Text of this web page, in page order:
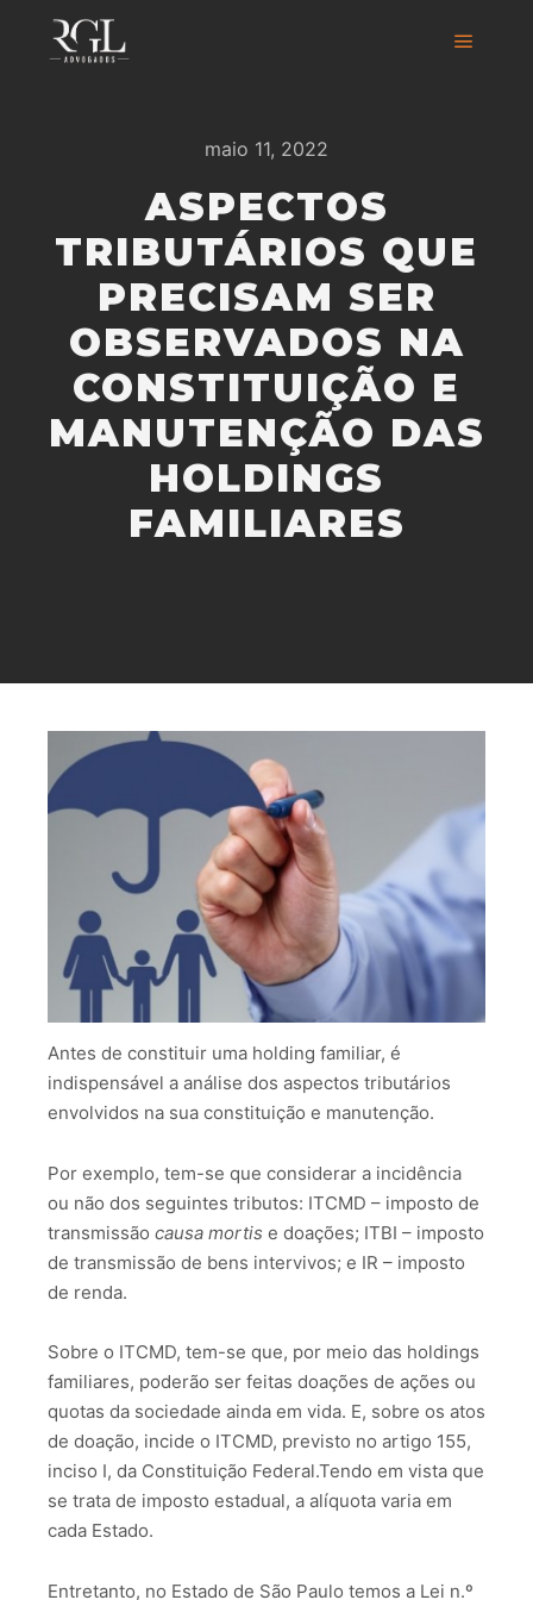
maio 11, 2022
ASPECTOS
TRIBUTÁRIOS QUE
PRECISAM SER
OBSERVADOS NA
CONSTITUIÇÃO E
MANUTENÇÃO DAS
HOLDINGS
FAMILIARES
Antes de constituir uma holding familiar, é
indispensável a análise dos aspectos tributários
envolvidos na sua constituição e manutenção.
Por exemplo, tem-se que considerar a incidência
ou não dos seguintes tributos: ITCMD – imposto de
transmissão causa mortis e doações; ITBI – imposto
de transmissão de bens intervivos; e IR – imposto
de renda.
Sobre o ITCMD, tem-se que, por meio das holdings
familiares, poderão ser feitas doações de ações ou
quotas da sociedade ainda em vida. E, sobre os atos
de doação, incide o ITCMD, previsto no artigo 155,
inciso I, da Constituição Federal.Tendo em vista que
se trata de imposto estadual, a alíquota varia em
cada Estado.
Entretanto, no Estado de São Paulo temos a Lei n.º